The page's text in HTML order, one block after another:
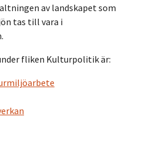
av landskapet som
tas till vara i
fliken Kulturpolitik är: